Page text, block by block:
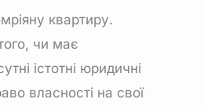
квартиру.
чи має
істотні юридичні
власності на свої